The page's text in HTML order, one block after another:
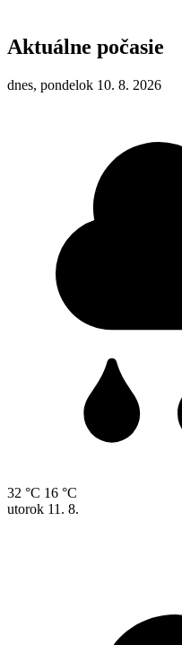
Aktuálne počasie
dnes, pondelok 10. 8. 2026
32 °C 16 °C
utorok 11. 8.